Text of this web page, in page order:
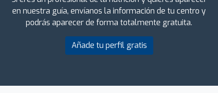
en nuestra guía, envíanos la información de tu centro y
podrás aparecer de forma totalmente gratuita.
Añade tu perfil gratis